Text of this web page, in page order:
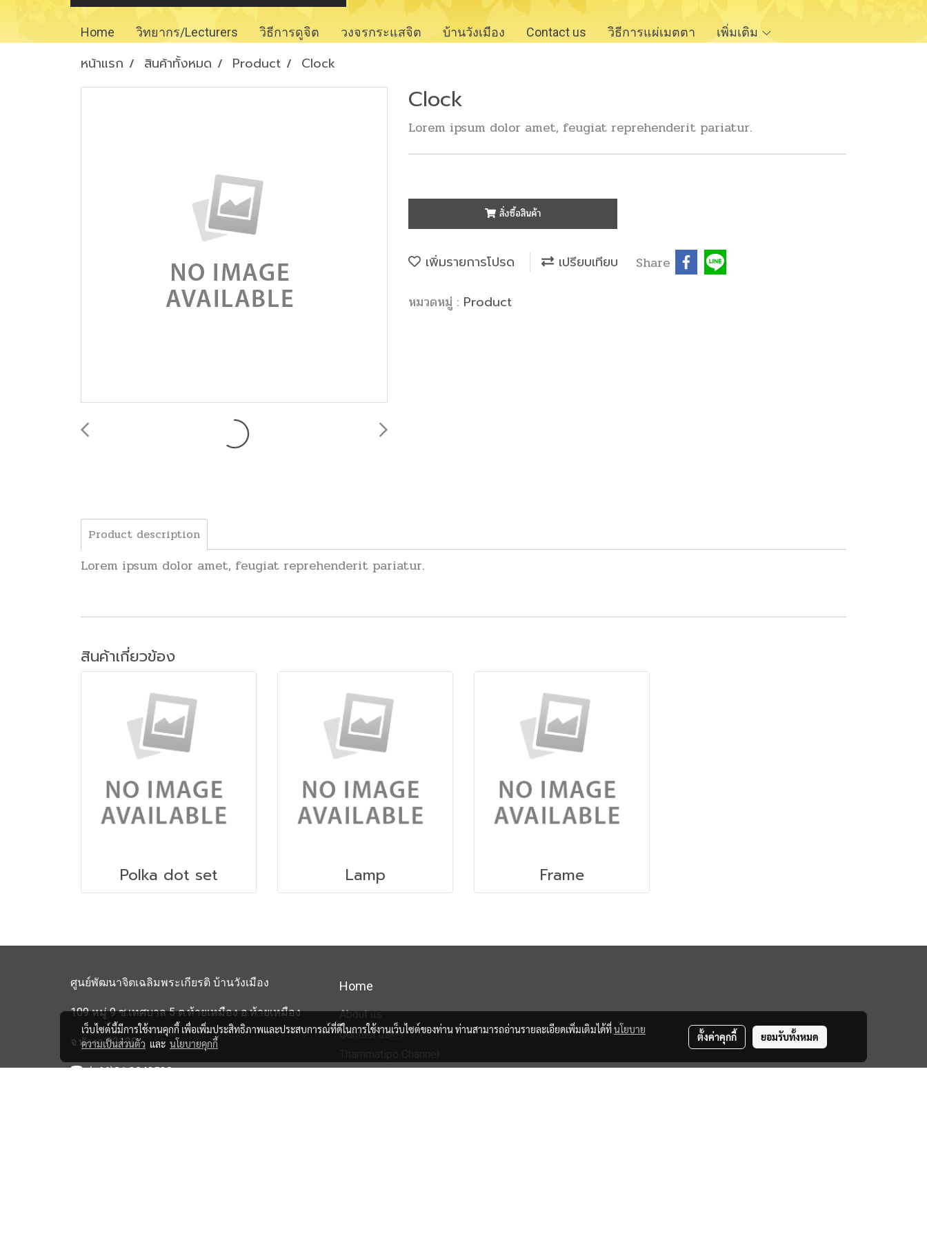
Home วิทยากร/Lecturers วิธีการดูจิต วงจรกระแสจิต บ้านวังเมือง Contact us วิธีการแผ่เมตตา เพิ่มเติม
หน้าแรก สินค้าทั้งหมด Product Clock
Clock
Lorem ipsum dolor amet, feugiat reprehenderit pariatur.
สั่งซื้อสินค้า
เพิ่มรายการโปรด เปรียบเทียบ Share
หมวดหมู่ : Product
Product description
Lorem ipsum dolor amet, feugiat reprehenderit pariatur.
สินค้าเกี่ยวข้อง
Polka dot set Lamp Frame
ศูนย์พัฒนาจิตเฉลิมพระเกียรติ บ้านวังเมือง
109 หมู่ 9 ซ.เทศบาล 5 ต.ท้ายเหมือง อ.ท้ายเหมือง
จ.พังงา 82120
(+66)81 3043528
Home
About us
Contact us
เว็บไซต์นี้มีการใช้งานคุกกี้ เพื่อเพิ่มประสิทธิภาพและประสบการณ์ที่ดีในการใช้งานเว็บไซต์ของท่าน ท่านสามารถอ่านรายละเอียดเพิ่มเติมได้ที่นโยบาย
ความเป็นส่วนตัว และ นโยบายคุกกี้
ตั้งค่าคุกกี้ ยอมรับทั้งหมด